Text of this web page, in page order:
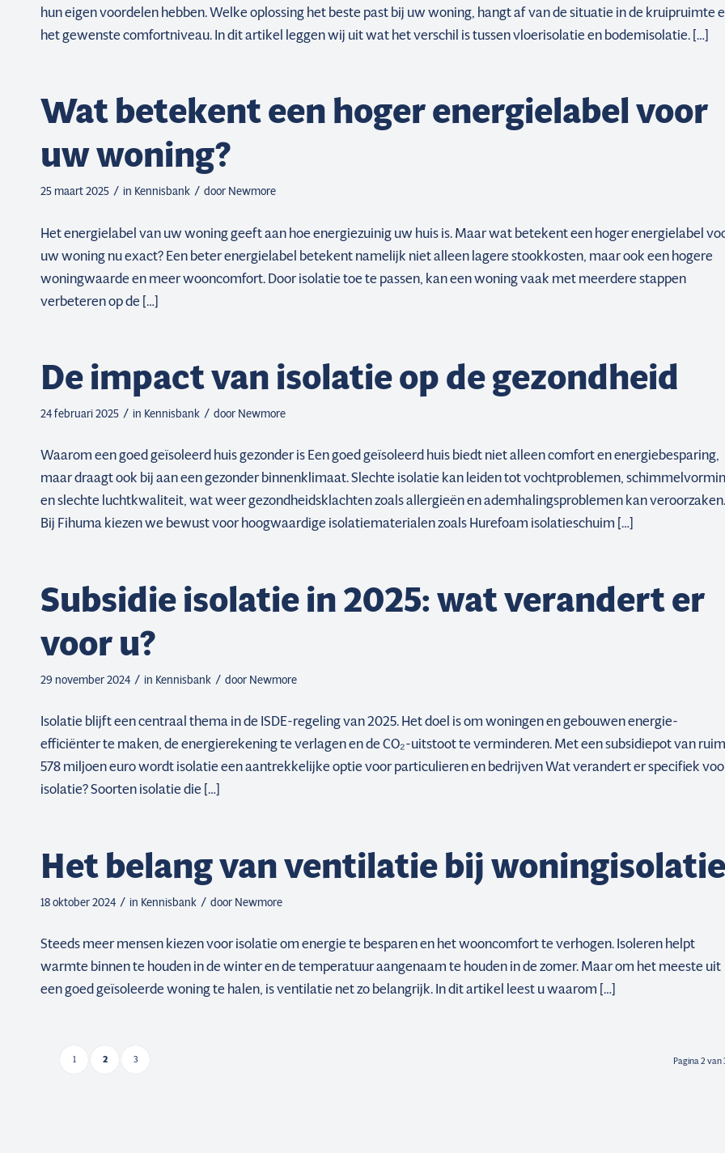
hun eigen voordelen hebben. Welke oplossing het beste past bij uw woning, hangt af van de situatie in de kruipruimte
het gewenste comfortniveau. In dit artikel leggen wij uit wat het verschil is tussen vloerisolatie en bodemisolatie. […]
Wat betekent een hoger energielabel voor
uw woning?
25 maart 2025 / in Kennisbank / door Newmore
Het energielabel van uw woning geeft aan hoe energiezuinig uw huis is. Maar wat betekent een hoger energielabel
uw woning nu exact? Een beter energielabel betekent namelijk niet alleen lagere stookkosten, maar ook een hogere
woningwaarde en meer wooncomfort. Door isolatie toe te passen, kan een woning vaak met meerdere stappen
verbeteren op de […]
De impact van isolatie op de gezondheid
24 februari 2025 / in Kennisbank / door Newmore
Waarom een goed geïsoleerd huis gezonder is Een goed geïsoleerd huis biedt niet alleen comfort en energiebesparing,
maar draagt ook bij aan een gezonder binnenklimaat. Slechte isolatie kan leiden tot vochtproblemen,
en slechte luchtkwaliteit, wat weer gezondheidsklachten zoals allergieën en ademhalingsproblemen kan veroorzaken.
Bij Fihuma kiezen we bewust voor hoogwaardige isolatiematerialen zoals Hurefoam isolatieschuim […]
Subsidie isolatie in 2025: wat verandert er
voor u?
29 november 2024 / in Kennisbank / door Newmore
Isolatie blijft een centraal thema in de ISDE-regeling van 2025. Het doel is om woningen en gebouwen energie-
efficiënter te maken, de energierekening te verlagen en de CO₂-uitstoot te verminderen. Met een subsidiepot van ruim
578 miljoen euro wordt isolatie een aantrekkelijke optie voor particulieren en bedrijven Wat verandert er specifiek
isolatie? Soorten isolatie die […]
Het belang van ventilatie bij woningisolatie
18 oktober 2024 / in Kennisbank / door Newmore
Steeds meer mensen kiezen voor isolatie om energie te besparen en het wooncomfort te verhogen. Isoleren helpt
warmte binnen te houden in de winter en de temperatuur aangenaam te houden in de zomer. Maar om het meeste uit
een goed geïsoleerde woning te halen, is ventilatie net zo belangrijk. In dit artikel leest u waarom […]
Pagina 2 van
1 2 3